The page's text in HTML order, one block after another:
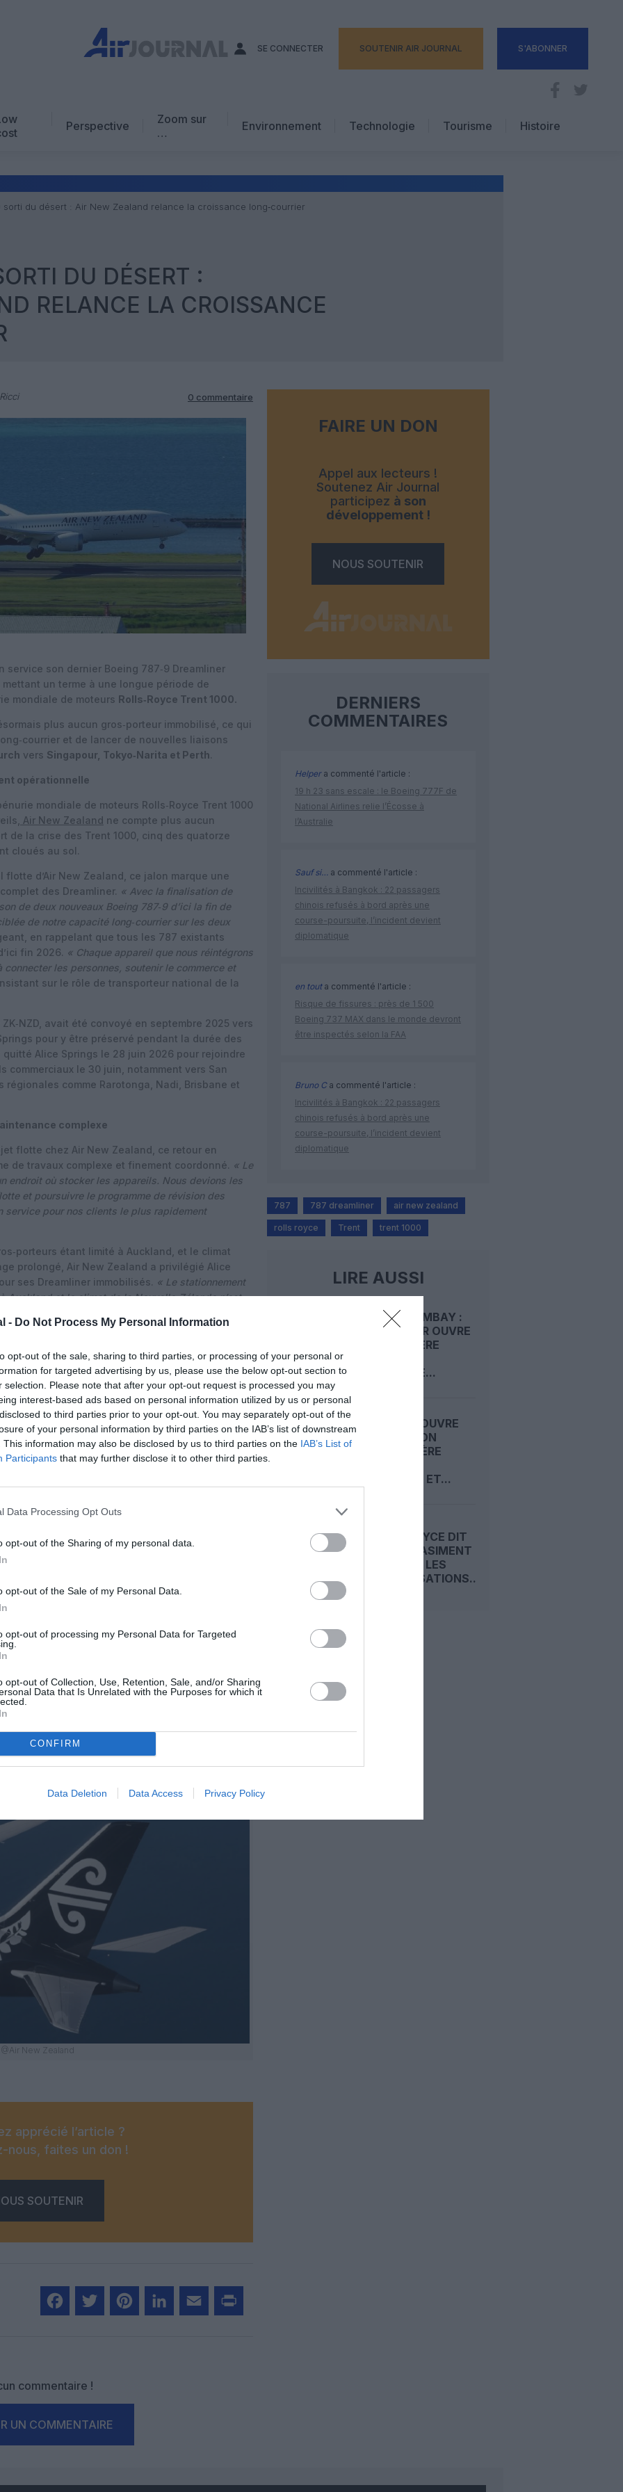
- Do Not Process My Personal Information
opt-out of the sale, sharing to third parties, or processing of your personal or
for targeted advertising by us, please use the below opt-out section to
selection. Please note that after your opt-out request is processed you may
interest-based ads based on personal information utilized by us or personal
to third parties prior to your opt-out. You may separately opt-out of the
of your personal information by third parties on the IAB’s list of downstream
This information may also be disclosed by us to third parties on the IAB’s List of
Participants that may further disclose it to other third parties.
Data Processing Opt Outs
opt-out of the Sharing of my personal data.
opt-out of the Sale of my Personal Data.
opt-out of processing my Personal Data for Targeted
opt-out of Collection, Use, Retention, Sale, and/or Sharing
Data that Is Unrelated with the Purposes for which it
CONFIRM
Data Deletion Data Access Privacy Policy
SE CONNECTER SOUTENIR AIR JOURNAL S'ABONNER
Perspective
Zoom sur
…
Avis d’expert
Environnement Technologie
Tourisme
Hôtellerie
Histoire
sorti du désert : Air New Zealand relance la croissance long‑courrier
DU DÉSERT :
RELANCE LA CROISSANCE
0 commentaire
service son dernier Boeing 787‑9 Dreamliner
mettant un terme à une longue période de
mondiale de moteurs Rolls‑Royce Trent 1000.
plus aucun gros‑porteur immobilisé, ce qui
et de lancer de nouvelles liaisons
vers Singapour, Tokyo‑Narita et Perth.
opérationnelle
mondiale de moteurs Rolls‑Royce Trent 1000
Air New Zealand ne compte plus aucun
de la crise des Trent 1000, cinq des quatorze
cloués au sol.
d’Air New Zealand, ce jalon marque une
des Dreamliner. « Avec la finalisation de
de deux nouveaux Boeing 787‑9 d’ici la fin de
de notre capacité long‑courrier sur les deux
en rappelant que tous les 787 existants
fin 2026. « Chaque appareil que nous réintégrons
les personnes, soutenir le commerce et
insistant sur le rôle de transporteur national de la
avait été convoyé en septembre 2025 vers
pour y être préservé pendant la durée des
quitté Alice Springs le 28 juin 2026 pour rejoindre
commerciaux le 30 juin, notamment vers San
comme Rarotonga, Nadi, Brisbane et
complexe
flotte chez Air New Zealand, ce retour en
de travaux complexe et finement coordonné. « Le
endroit où stocker les appareils. Nous devions les
et poursuivre le programme de révision des
service pour nos clients le plus rapidement
étant limité à Auckland, et le climat
prolongé, Air New Zealand a privilégié Alice
ses Dreamliner immobilisés. « Le stationnement
et le climat de la Nouvelle‑Zélande n’est
Alice Springs est devenu l’emplacement
», détaille Cox.
ses partenaires pour effectuer sur site les
permettant de déposer les propulseurs et de les
laissant les avions en stockage sécurisé.
à Alice Springs a représenté un défi logistique
les moteurs en atelier au moins six mois
appareils », souligne le responsable flotte.
1000
1000 qui a frappé le marché au milieu des
2020 a affecté plusieurs opérateurs de
de procéder à des inspections renforcées, à des
à la mise en stockage de long‑courriers pendant
fait exception, avec jusqu’à cinq 787‑9
sur sa capacité transpacifique et sur
vers l’Asie et l’Australie
de deux nouveaux appareils s’inscrivent
du réseau international au départ de
Island. En mai 2026, Air New Zealand a
sans escale vers Singapour (à partir du
du 28 novembre 2026) et Perth (à partir du
et rendues possibles par la disponibilité
se normaliser, Air New Zealand reste encore
moyen‑courrier. La compagnie indique que
immobilisés en raison de difficultés liées
appareils au plus fort de la perturbation.
@Air New Zealand
apprécié l’article ?
nous, faites un don !
SOUTENIR
commentaire !
UN COMMENTAIRE
FAIRE UN DON
Appel aux lecteurs !
Soutenez Air Journal
participez à son
développement !
NOUS SOUTENIR
DERNIERS
COMMENTAIRES
Helpera commenté l'article :
19 h 23 sans escale : le Boeing 777F de
National Airlines relie l’Écosse à
l’Australie
Sauf si… a commenté l'article :
Incivilités à Bangkok : 22 passagers
chinois refusés à bord après une
course-poursuite, l’incident devient
diplomatique
en touta commenté l'article :
Risque de fissures : près de 1 500
Boeing 737 MAX dans le monde devront
être inspectés selon la FAA
Bruno Ca commenté l'article :
Incivilités à Bangkok : 22 passagers
chinois refusés à bord après une
course-poursuite, l’incident devient
diplomatique
787 787 dreamliner air new zealand
rolls royce Trent trent 1000
LIRE AUSSI
RIYAD–BOMBAY :
RIYADH AIR OUVRE
SA PREMIÈRE
RÉGULIÈRE...
AIR INDIA OUVRE
UNE LIAISON
SAISONNIÈRE
TORONTO ET...
ROLLS-ROYCE DIT
AVOIR QUASIMENT
ÉRADIQUÉ LES
IMMOBILISATIONS...